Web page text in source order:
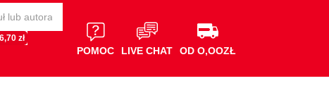
zł
POMOC LIVE CHAT OD O,OOZŁ